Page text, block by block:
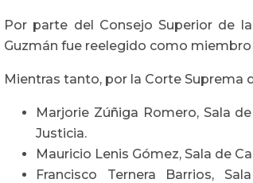
Por parte del Consejo Superior de
Guzmán fue reelegido como
Mientras tanto, por la Corte Suprema
Marjorie Zúñiga Romero, Sala
Justicia.
Mauricio Lenis Gómez, Sala de
Francisco Ternera Barrios,